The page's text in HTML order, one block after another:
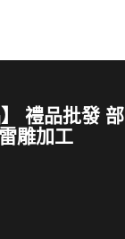
禮品批發 部
雕加工